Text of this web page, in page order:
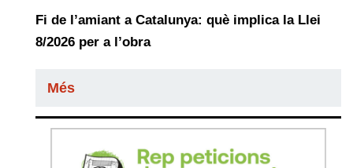
Fi de l’amiant a Catalunya: què implica la Llei
8/2026 per a l’obra
Més